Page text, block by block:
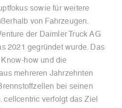
sowie für weitere
von Fahrzeugen.
der Daimler Truck AG
2021 gegründet wurde. Das
how und die
mehreren Jahrzehnten
bei seinen
cellcentric verfolgt das Ziel